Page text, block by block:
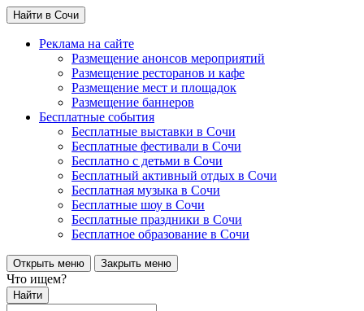
Найти в Сочи
Реклама на сайте
Размещение анонсов мероприятий
Размещение ресторанов и кафе
Размещение мест и площадок
Размещение баннеров
Бесплатные события
Бесплатные выставки в Сочи
Бесплатные фестивали в Сочи
Бесплатно с детьми в Сочи
Бесплатный активный отдых в Сочи
Бесплатная музыка в Сочи
Бесплатные шоу в Сочи
Бесплатные праздники в Сочи
Бесплатное образование в Сочи
Открыть меню Закрыть меню
Что ищем?
Найти